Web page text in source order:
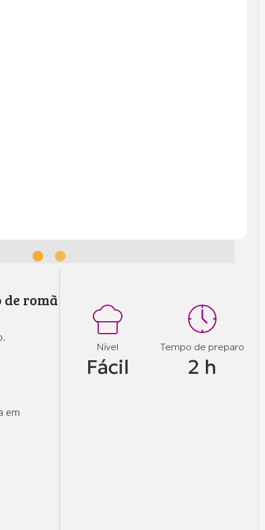
de romã
em
Nível
Fácil
Tempo de preparo
2 h